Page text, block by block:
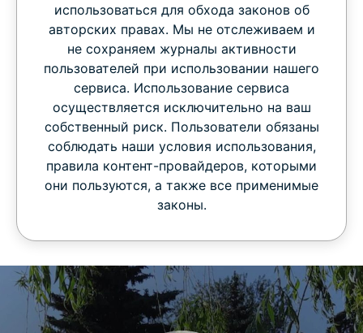
использоваться для обхода законов об
авторских правах. Мы не отслеживаем и
не сохраняем журналы активности
пользователей при использовании нашего
сервиса. Использование сервиса
осуществляется исключительно на ваш
собственный риск. Пользователи обязаны
соблюдать наши условия использования,
правила контент-провайдеров, которыми
они пользуются, а также все применимые
законы.